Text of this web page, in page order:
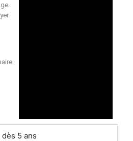
5 ans